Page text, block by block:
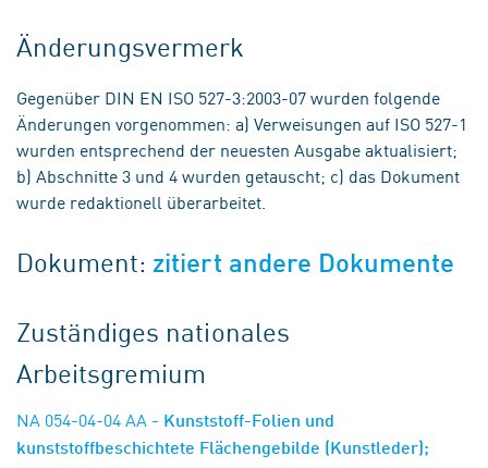
Änderungsvermerk
Gegenüber DIN EN ISO 527-3:2003-07 wurden folgende
Änderungen vorgenommen: a) Verweisungen auf ISO 527-1
wurden entsprechend der neuesten Ausgabe aktualisiert;
b) Abschnitte 3 und 4 wurden getauscht; c) das Dokument
wurde redaktionell überarbeitet.
Dokument: zitiert andere Dokumente
Zuständiges nationales
Arbeitsgremium
NA 054-04-04 AA - Kunststoff-Folien und
kunststoffbeschichtete Flächengebilde (Kunstleder);